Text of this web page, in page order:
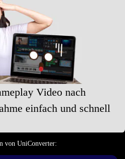
Video nach
einfach und schnell
von UniConverter: